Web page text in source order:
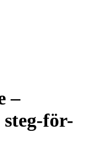
–
för-